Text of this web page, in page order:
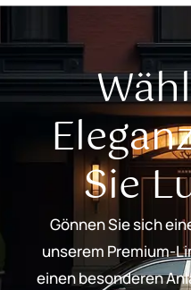
Sie
Gönnen Sie sich
unserem Premium-
einen besonderen